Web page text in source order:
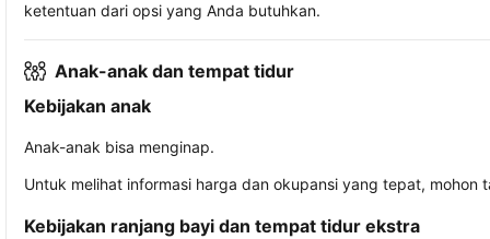
ketentuan dari opsi yang Anda butuhkan.
Anak-anak dan tempat tidur
Kebijakan anak
Anak-anak bisa menginap.
Untuk melihat informasi harga dan okupansi yang tepat,
Kebijakan ranjang bayi dan tempat tidur ekstra